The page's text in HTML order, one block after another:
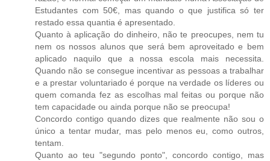
Estudantes com 50€, mas quando o que justifica só ter
restado essa quantia é apresentado.
Quanto à aplicação do dinheiro, não te preocupes, nem tu
nem os nossos alunos que será bem aproveitado e bem
aplicado naquilo que a nossa escola mais necessita.
Quando não se consegue incentivar as pessoas a trabalhar
e a prestar voluntariado é porque na verdade os líderes ou
quem comanda fez as escolhas mal feitas ou porque não
tem capacidade ou ainda porque não se preocupa!
Concordo contigo quando dizes que realmente não sou o
único a tentar mudar, mas pelo menos eu, como outros,
tentam.
Quanto ao teu "segundo ponto", concordo contigo, mas